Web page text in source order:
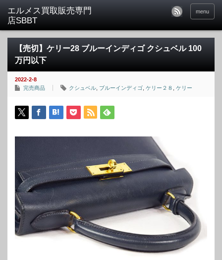
menu
【売切】ケリー28 ブルーインディゴ クシュベル 100
万円以下
2022-2-8
完売商品
クシュベル ブルーインディゴ ケリー２８ ケリー